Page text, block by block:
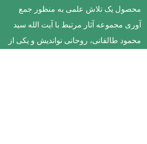
محصول یک تلاش علمی به منظور جمع
آوری مجموعه آثار مرتبط با آیت الله سید
محمود طالقانی، روحانی نواندیش و یکی از